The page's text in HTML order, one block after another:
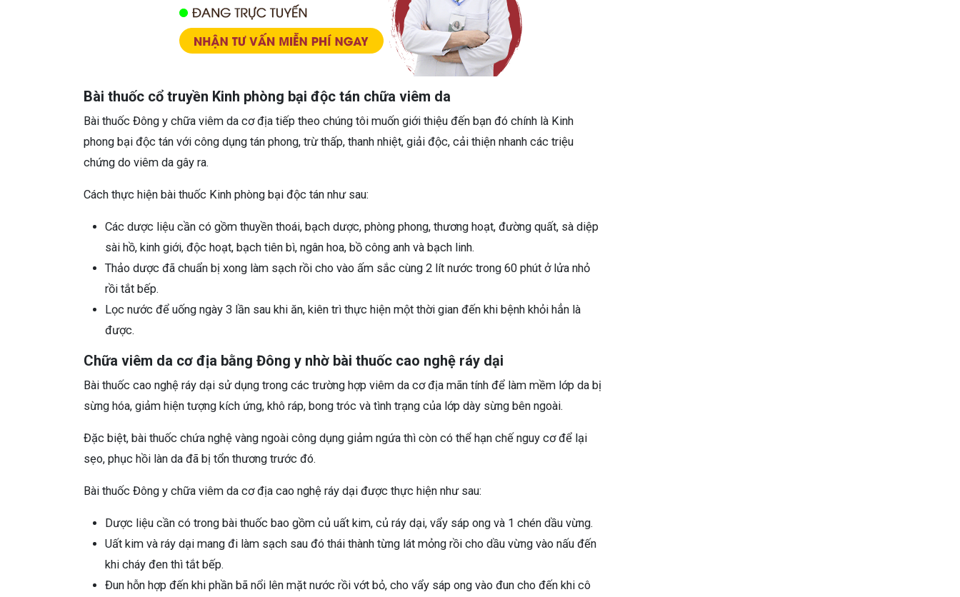
Bài thuốc cổ truyền Kinh phòng bại độc tán chữa viêm da
Bài thuốc Đông y chữa viêm da cơ địa tiếp theo chúng tôi muốn giới thiệu đến bạn đó chính là Kinh
phong bại độc tán với công dụng tán phong, trừ thấp, thanh nhiệt, giải độc, cải thiện nhanh các triệu
chứng do viêm da gây ra.
Cách thực hiện bài thuốc Kinh phòng bại độc tán như sau:
Các dược liệu cần có gồm thuyền thoái, bạch dược, phòng phong, thương hoạt, đường quất, sà diệp
sài hồ, kinh giới, độc hoạt, bạch tiên bì, ngân hoa, bồ công anh và bạch linh.
Thảo dược đã chuẩn bị xong làm sạch rồi cho vào ấm sắc cùng 2 lít nước trong 60 phút ở lửa nhỏ
rồi tắt bếp.
Lọc nước để uống ngày 3 lần sau khi ăn, kiên trì thực hiện một thời gian đến khi bệnh khỏi hẳn là
được.
Chữa viêm da cơ địa bằng Đông y nhờ bài thuốc cao nghệ ráy dại
Bài thuốc cao nghệ ráy dại sử dụng trong các trường hợp viêm da cơ địa mãn tính để làm mềm lớp da bị
sừng hóa, giảm hiện tượng kích ứng, khô ráp, bong tróc và tình trạng của lớp dày sừng bên ngoài.
Đặc biệt, bài thuốc chứa nghệ vàng ngoài công dụng giảm ngứa thì còn có thể hạn chế nguy cơ để lại
sẹo, phục hồi làn da đã bị tổn thương trước đó.
Bài thuốc Đông y chữa viêm da cơ địa cao nghệ ráy dại được thực hiện như sau:
Dược liệu cần có trong bài thuốc bao gồm củ uất kim, củ ráy dại, vẩy sáp ong và 1 chén dầu vừng.
Uất kim và ráy dại mang đi làm sạch sau đó thái thành từng lát mỏng rồi cho dầu vừng vào nấu đến
khi cháy đen thì tắt bếp.
Đun hỗn hợp đến khi phần bã nổi lên mặt nước rồi vớt bỏ, cho vẩy sáp ong vào đun cho đến khi cô